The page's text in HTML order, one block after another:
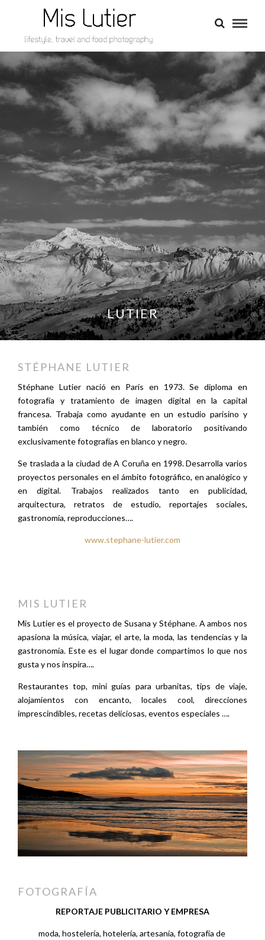
LUTIER
STÉPHANE LUTIER
Stéphane Lutier nació en París en 1973. Se diploma en
fotografía y tratamiento de imagen digital en la capital
francesa. Trabaja como ayudante en un estudio parisino y
también como técnico de laboratorio positivando
exclusivamente fotografías en blanco y negro.
Se traslada a la ciudad de A Coruña en 1998. Desarrolla varios
proyectos personales en el ámbito fotográfico, en analógico y
en digital. Trabajos realizados tanto en publicidad,
arquitectura, retratos de estudio, reportajes sociales,
gastronomía, reproducciones….
www.stephane-lutier.com
MIS LUTIER
Mis Lutier es el proyecto de Susana y Stéphane. A ambos nos
apasiona la música, viajar, el arte, la moda, las tendencias y la
gastronomía. Este es el lugar donde compartimos lo que nos
gusta y nos inspira….
Restaurantes top, mini guías para urbanitas, tips de viaje,
alojamientos con encanto, locales cool, direcciones
imprescindibles, recetas deliciosas, eventos especiales ….
FOTOGRAFÍA
REPORTAJE PUBLICITARIO Y EMPRESA
moda, hostelería, hotelería, artesanía, fotografía de